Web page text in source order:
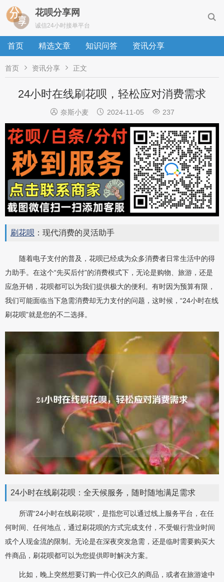

花呗分享网
诚信24小时接单平台
首页 精选文章 知识问答 资讯分享
首页  资讯分享  正文
24小时在线刷花呗，轻松应对消费需求
 奈斯小麦  2024-11-05  237
刷花呗 ：现代消费的灵活助手
随着电子支付的普及，花呗已经成为众多消费者日常生活中的得
力助手。在这个“先买后付”的消费模式下，无论是购物、旅游，还是
应急开销，花呗都可以为我们提供极大的便利。有时因为预算有限，
我们可能面临当下急需消费却无力支付的问题，这时候，“24小时在线
刷花呗”就是您的不二选择。
24小时在线刷花呗：全天候服务，随时随地满足需求
所谓“24小时在线刷花呗”，是指您可以通过线上服务平台，在任
何时间、任何地点，通过刷花呗的方式完成支付，不受银行营业时间
或个人现金流的限制。无论是在深夜突发急需，还是临时需要购买大
件商品，刷花呗都可以为您提供即时解决方案。
比如，晚上突然想要订购一件心仪已久的商品，或者在旅游途中